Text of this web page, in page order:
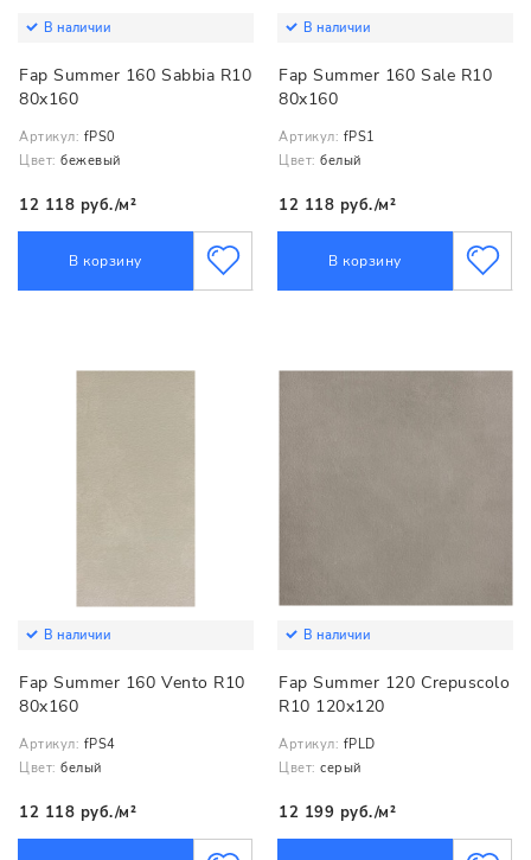
В наличии
Fap Summer 160 Sabbia R10
80x160
Артикул: fPS0
Цвет: бежевый
12 118 руб./м²
В корзину
В наличии
Fap Summer 160 Sale R10
80x160
Артикул: fPS1
Цвет: белый
12 118 руб./м²
В корзину
В наличии
Fap Summer 160 Vento R10
80x160
Артикул: fPS4
Цвет: белый
12 118 руб./м²
В наличии
Fap Summer 120 Crepuscolo
R10 120x120
Артикул: fPLD
Цвет: серый
12 199 руб./м²